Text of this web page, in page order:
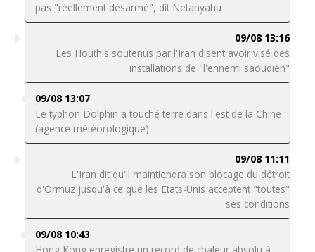
pas "réellement désarmé", dit Netanyahu
09/08 13:16
Les Houthis soutenus par l'Iran disent avoir visé des
installations de "l'ennemi saoudien"
09/08 13:07
Le typhon Dolphin a touché terre dans l'est de la Chine
(agence météorologique)
09/08 11:11
L'Iran dit qu'il maintiendra son blocage du détroit
d'Ormuz jusqu'à ce que les Etats-Unis acceptent "toutes"
ses conditions
09/08 10:43